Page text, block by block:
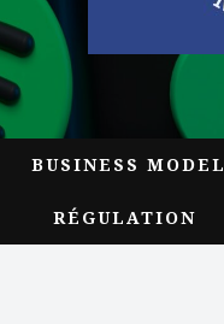
BUSINESS MODEL
RÉGULATION